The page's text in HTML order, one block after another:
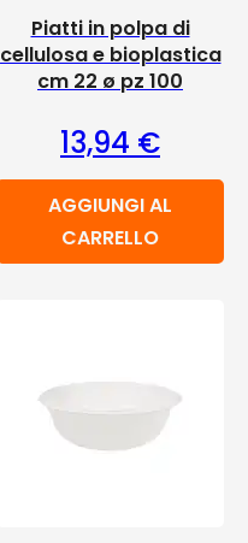
Piatti in polpa di
cellulosa e bioplastica
cm 22 ø pz 100
13,94 €
AGGIUNGI AL
CARRELLO